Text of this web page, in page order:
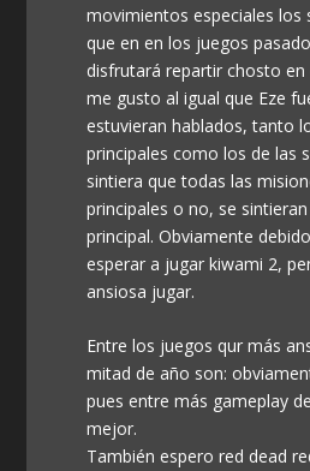
movimientos especiales los
que en en los juegos
disfrutará repartir chosto
me gusto al igual que Eze
estuvieran hablados, tanto
principales como los de las
sintiera que todas las
principales o no, se
principal. Obviamente
esperar a jugar kiwami 2,
ansiosa jugar.
Entre los juegos qur más
mitad de año son:
pues entre más gameplay
mejor.
También espero red dead